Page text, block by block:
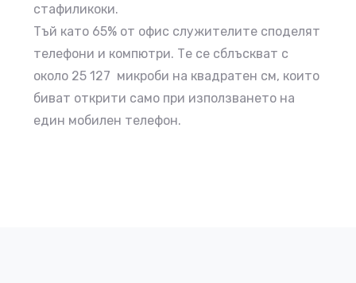
стафиликоки.
Тъй като 65% от офис служителите споделят
телефони и компютри. Те се сблъскват с
около 25 127 микроби на квадратен см, които
биват открити само при използването на
един мобилен телефон.